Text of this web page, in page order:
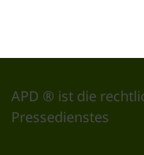
APD ® ist die
Pressedienstes